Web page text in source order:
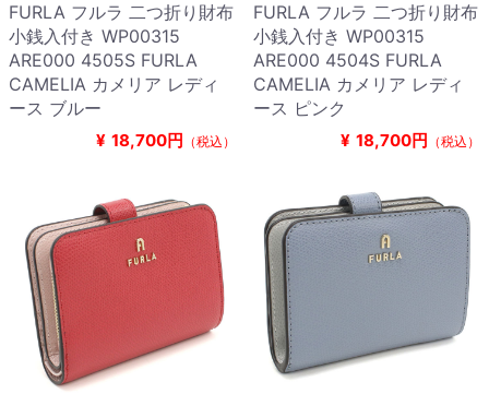
FURLA フルラ 二つ折り財布
小銭入付き WP00315
ARE000 4505S FURLA
CAMELIA カメリア レディ
ース ブルー
¥ 18,700円 （税込）
FURLA フルラ 二つ折り財布
小銭入付き WP00315
ARE000 4504S FURLA
CAMELIA カメリア レディ
ース ピンク
¥ 18,700円 （税込）